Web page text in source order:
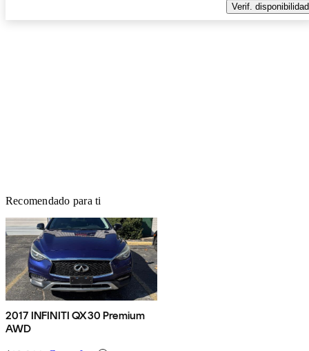
Verif. disponibilidad
Recomendado para ti
2017 INFINITI QX30 Premium
AWD